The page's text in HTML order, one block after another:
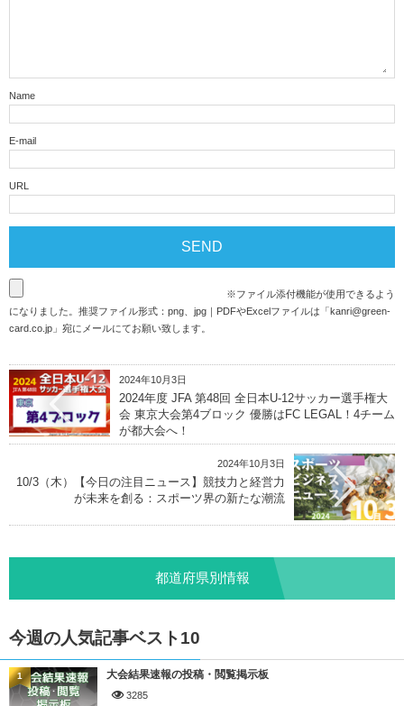
Name
E-mail
URL
※ファイル添付機能が使用できるよう
になりました。推奨ファイル形式：png、jpg｜PDFやExcelファイルは「kanri@green-
card.co.jp 」宛にメールにてお願い致します。
2024年10月3日
2024年度 JFA 第48回 全日本U-12サッカー選手権大
会 東京大会第4ブロック 優勝はFC LEGAL！4チーム
が都大会へ！
2024年10月3日
10/3（木）【今日の注目ニュース】競技力と経営力
が未来を創る：スポーツ界の新たな潮流
都道府県別情報
今週の人気記事ベスト10
大会結果速報の投稿・閲覧掲示板
3285
1